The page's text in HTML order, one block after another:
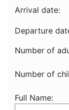
Arrival date:
Departure
Number of
Number of
Full Name: